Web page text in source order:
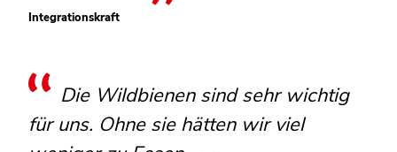
Integrationskraft
Die Wildbienen sind sehr wichtig
für uns. Ohne sie hätten wir viel